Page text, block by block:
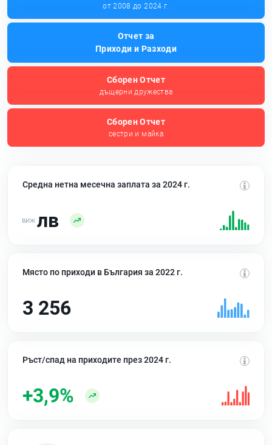
от 2008 до 2024 г.
Отчет за
Приходи и Разходи
Сборен Отчет
дъщерни дружества
Сборен Отчет
сестри и майка
Средна нетна месечна заплата за 2024 г.
лв
Място по приходи в България за 2022 г.
3 256
Ръст/спад на приходите през 2024 г.
+3,9%